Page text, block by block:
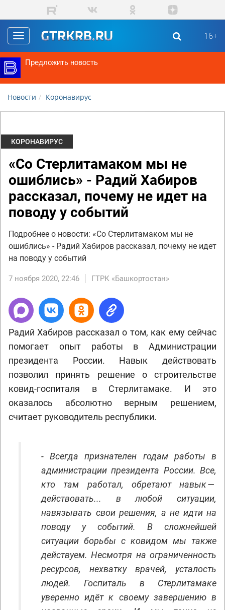
Перейти к основному содержанию
Toggle
navigation
16+
Предложить новость
Новости Коронавирус
КОРОНАВИРУС
«Со Стерлитамаком мы не
ошиблись» - Радий Хабиров
рассказал, почему не идет на
поводу у событий
Подробнее о новости: «Со Стерлитамаком мы не
ошиблись» - Радий Хабиров рассказал, почему не идет
на поводу у событий
7 ноября 2020, 22:46 ГТРК «Башкортостан»
Радий Хабиров рассказал о том, как ему сейчас
помогает опыт работы в Администрации
президента России. Навык действовать
позволил принять решение о строительстве
ковид-госпиталя в Стерлитамаке. И это
оказалось абсолютно верным решением,
считает руководитель республики.
- Всегда признателен годам работы в
администрации президента России. Все,
кто там работал, обретают навык —
действовать... в любой ситуации,
навязывать свои решения, а не идти на
поводу у событий. В сложнейшей
ситуации борьбы с ковидом мы также
действуем. Несмотря на ограниченность
ресурсов, нехватку врачей, усталость
людей. Госпиталь в Стерлитамаке
уверенно идёт к своему завершению в